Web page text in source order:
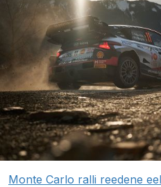
Monte Carlo ralli reedene